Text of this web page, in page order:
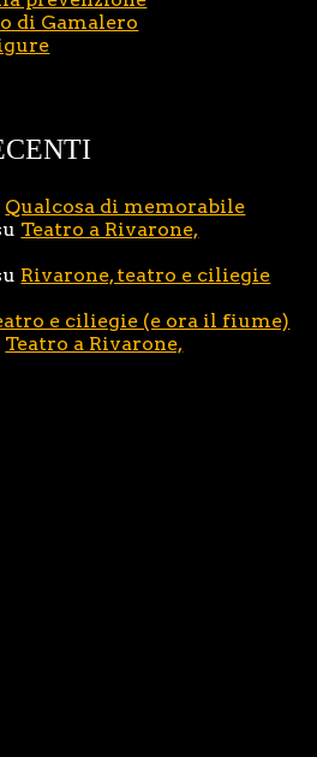
di Gamalero
Qualcosa di memorabile
Teatro a Rivarone,
Rivarone, teatro e ciliegie
e ciliegie (e ora il fiume)
Teatro a Rivarone,